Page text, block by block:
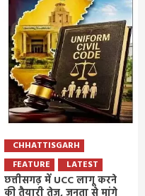
CHHATTISGARH
FEATURE
LATEST
छत्तीसगढ़ में UCC लागू करने